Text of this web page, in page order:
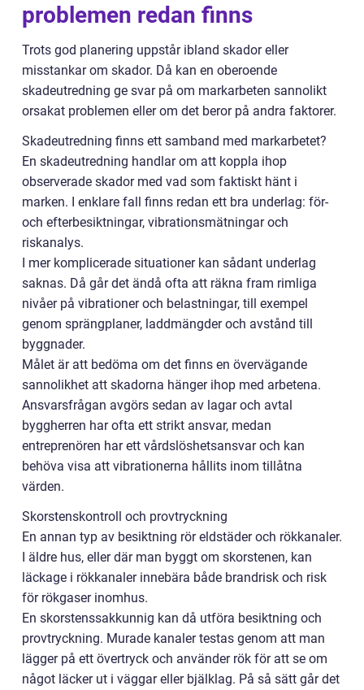
problemen redan finns
Trots god planering uppstår ibland skador eller
misstankar om skador. Då kan en oberoende
skadeutredning ge svar på om markarbeten sannolikt
orsakat problemen eller om det beror på andra faktorer.
Skadeutredning finns ett samband med markarbetet?
En skadeutredning handlar om att koppla ihop
observerade skador med vad som faktiskt hänt i
marken. I enklare fall finns redan ett bra underlag: för-
och efterbesiktningar, vibrationsmätningar och
riskanalys.
I mer komplicerade situationer kan sådant underlag
saknas. Då går det ändå ofta att räkna fram rimliga
nivåer på vibrationer och belastningar, till exempel
genom sprängplaner, laddmängder och avstånd till
byggnader.
Målet är att bedöma om det finns en övervägande
sannolikhet att skadorna hänger ihop med arbetena.
Ansvarsfrågan avgörs sedan av lagar och avtal
byggherren har ofta ett strikt ansvar, medan
entreprenören har ett vårdslöshetsansvar och kan
behöva visa att vibrationerna hållits inom tillåtna
värden.
Skorstenskontroll och provtryckning
En annan typ av besiktning rör eldstäder och rökkanaler.
I äldre hus, eller där man byggt om skorstenen, kan
läckage i rökkanaler innebära både brandrisk och risk
för rökgaser inomhus.
En skorstenssakkunnig kan då utföra besiktning och
provtryckning. Murade kanaler testas genom att man
lägger på ett övertryck och använder rök för att se om
något läcker ut i väggar eller bjälklag. På så sätt går det